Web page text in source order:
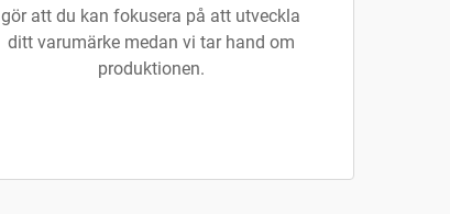
gör att du kan fokusera på att utveckla
ditt varumärke medan vi tar hand om
produktionen.